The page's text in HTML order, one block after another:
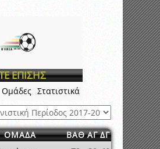
ΕΠΙΣΗΣ
Ομάδες Στατιστικά
ΟΜΑΔΑ ΒΑΘ ΑΓ ΔΓ